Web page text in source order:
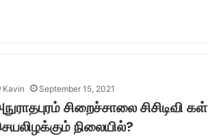
Kavin September 15, 2021
சிறைச்சாலை சிசிடிவி கள்
நிலையில்?